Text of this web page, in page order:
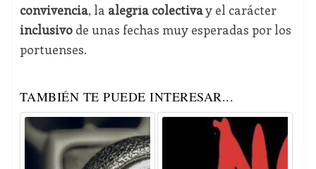
convivencia, la alegría colectivay el carácter
inclusivode unas fechas muy esperadas por los
portuenses.
TAMBIÉN TE PUEDE INTERESAR...